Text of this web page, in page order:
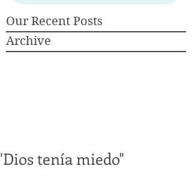
Our Recent Posts
Archive
tenía miedo"